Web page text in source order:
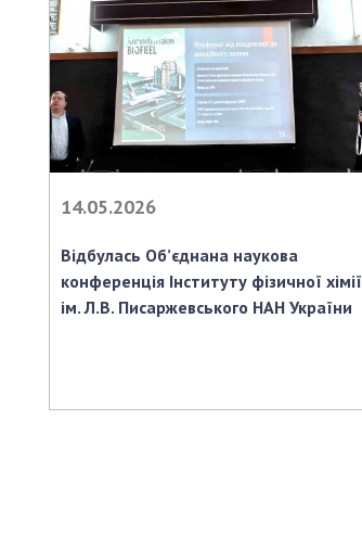
14.05.2026
Відбулась Об’єднана наукова
конференція Інституту фізичної хімії
ім. Л.В. Писаржевського НАН України